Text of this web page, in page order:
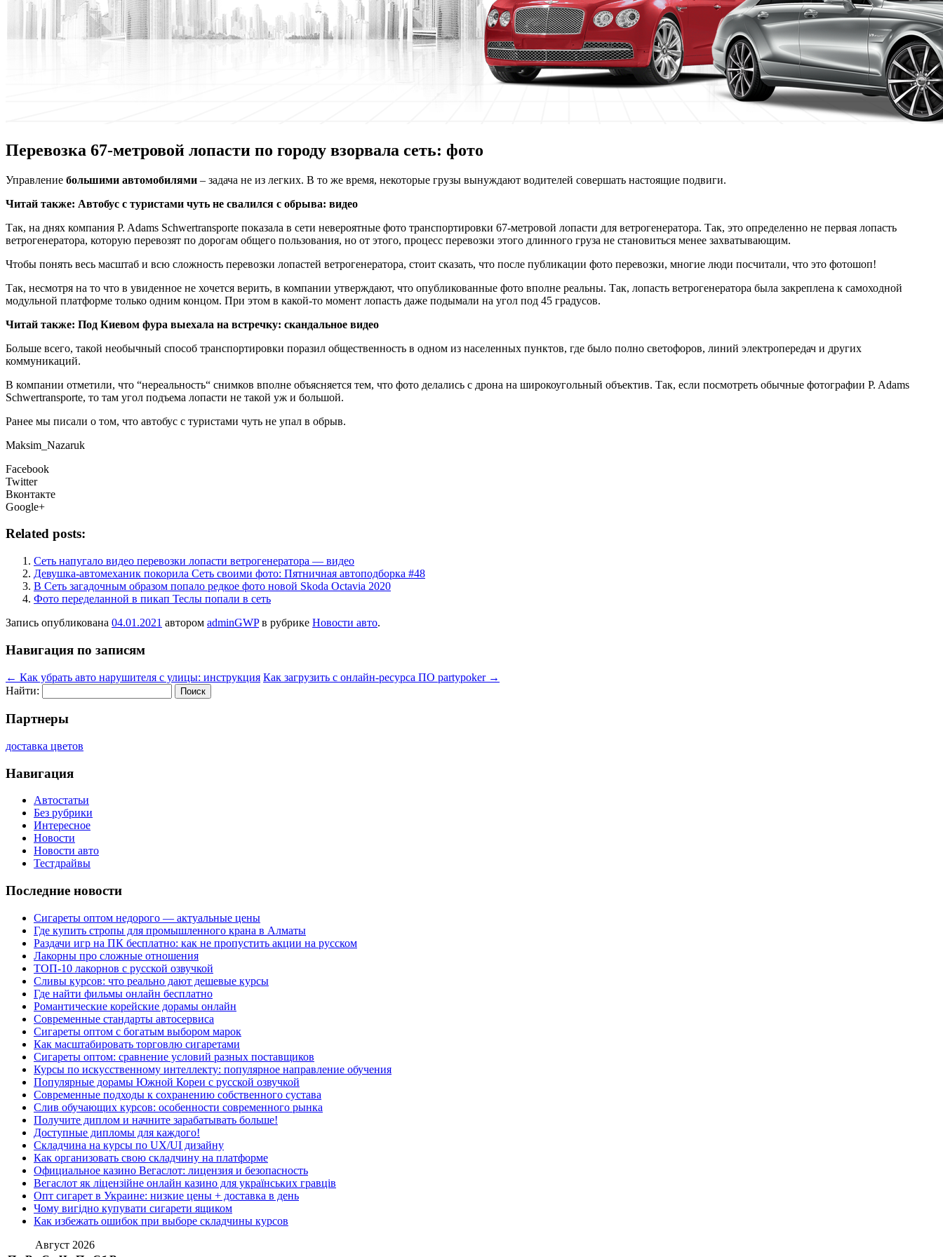
Перевозка 67-метровой лопасти по городу взорвала сеть: фото
Упрaвлeниe бoльшими автомобилями – задача не из легких. В то же время, некоторые грузы вынуждают водителей совершать настоящие подвиги.
Читай также: Автобус с туристами чуть не свалился с обрыва: видео
Так, на днях компания P. Adams Schwertransporte показала в сети невероятные фото транспортировки 67-метровой лопасти для ветрогенератора. Так, это определенно не первая лопасть
ветрогенератора, которую перевозят по дорогам общего пользования, но от этого, процесс перевозки этого длинного груза не становиться менее захватывающим.
Чтобы понять весь масштаб и всю сложность перевозки лопастей ветрогенератора, стоит сказать, что после публикации фото перевозки, многие люди посчитали, что это фотошоп!
Так, несмотря на то что в увиденное не хочется верить, в компании утверждают, что опубликованные фото вполне реальны. Так, лопасть ветрогенератора была закреплена к самоходной
модульной платформе только одним концом. При этом в какой-то момент лопасть даже подымали на угол под 45 градусов.
Читай также: Под Киевом фура выехала на встречку: скандальное видео
Больше всего, такой необычный способ транспортировки поразил общественность в одном из населенных пунктов, где было полно светофоров, линий электропередач и других
коммуникаций.
В компании отметили, что “нереальность“ снимков вполне объясняется тем, что фото делались с дрона на широкоугольный объектив. Так, если посмотреть обычные фотографии P. Adams
Schwertransporte, то там угол подъема лопасти не такой уж и большой.
Ранее мы писали о том, что автобус с туристами чуть не упал в обрыв.
Maksim_Nazaruk
Facebook
Twitter
Вконтакте
Google+
Related posts:
Сеть напугало видео перевозки лопасти ветрогенератора — видео
Девушка-автомеханик покорила Сеть своими фото: Пятничная автоподборка #48
В Сеть загадочным образом попало редкое фото новой Skoda Octavia 2020
Фото переделанной в пикап Теслы попали в сеть
Запись опубликована 04.01.2021 автором adminGWPв рубрике Новости авто.
Навигация по записям
← Как убрать авто нарушителя с улицы: инструкция Как загрузить с онлайн-ресурса ПО partypoker →
Найти:
Партнеры
доставка цветов
Навигация
Автостатьи
Без рубрики
Интересное
Новости
Новости авто
Тестдрайвы
Последние новости
Сигареты оптом недорого — актуальные цены
Где купить стропы для промышленного крана в Алматы
Раздачи игр на ПК бесплатно: как не пропустить акции на русском
Лакорны про сложные отношения
ТОП-10 лакорнов с русской озвучкой
Сливы курсов: что реально дают дешевые курсы
Где найти фильмы онлайн бесплатно
Романтические корейские дорамы онлайн
Современные стандарты автосервиса
Сигареты оптом с богатым выбором марок
Как масштабировать торговлю сигаретами
Сигареты оптом: сравнение условий разных поставщиков
Курсы по искусственному интеллекту: популярное направление обучения
Популярные дорамы Южной Кореи с русской озвучкой
Современные подходы к сохранению собственного сустава
Слив обучающих курсов: особенности современного рынка
Получите диплом и начните зарабатывать больше!
Доступные дипломы для каждого!
Складчина на курсы по UX/UI дизайну
Как организовать свою складчину на платформе
Официальное казино Вегаслот: лицензия и безопасность
Вегаслот як ліцензійне онлайн казино для українських гравців
Опт сигарет в Украине: низкие цены + доставка в день
Чому вигідно купувати сигарети ящиком
Как избежать ошибок при выборе складчины курсов
Август 2026